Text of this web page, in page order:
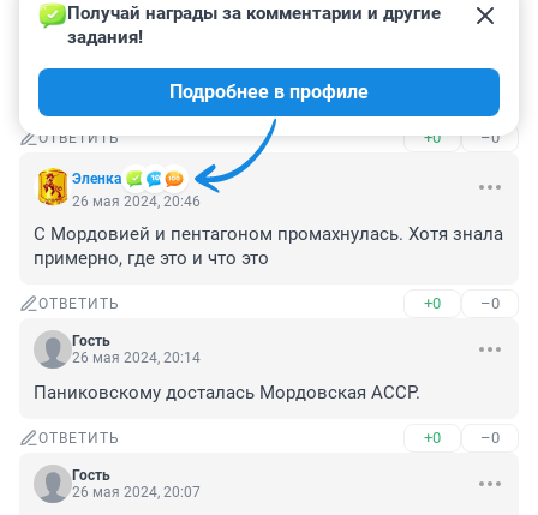
26 мая 2024, 20:51
это пришлые придумывают всякие названия а я
родился на жданова слышал как кричали по утрам
молоко и видел самые красивые фонтаны
ОТВЕТИТЬ +0 –0
Эленка
Получай награды за комментарии и другие
задания!
Подробнее в профиле
26 мая 2024, 20:46
С Мордовией и пентагоном промахнулась. Хотя знала
примерно, где это и что это
ОТВЕТИТЬ +0 –0
Гость
26 мая 2024, 20:14
Паниковскому досталась Мордовская АССР.
ОТВЕТИТЬ +0 –0
Гость
26 мая 2024, 20:07